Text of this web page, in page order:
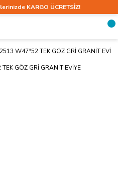
KARGO ÜCRETSİZ!
W47*52 TEK GÖZ GRİ GRANİT EVİYE